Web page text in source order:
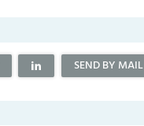
SEND BY MAIL